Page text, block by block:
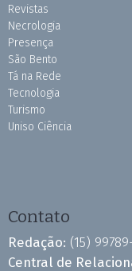
Revistas
Necrologia
Presença
São Bento
Tá na Rede
Tecnologia
Turismo
Uniso Ciência
Contato
Redação: (15)
Central de